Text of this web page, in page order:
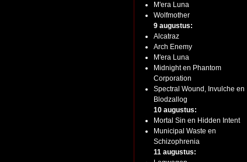
M'era Luna
Wolfmother
9 augustus:
Alcatraz
Arch Enemy
M'era Luna
Midnight en Phantom
Corporation
Spectral Wound, Invulche en
Blodzallog
10 augustus:
Mortal Sin en Hidden Intent
Municipal Waste en
Schizophrenia
11 augustus: